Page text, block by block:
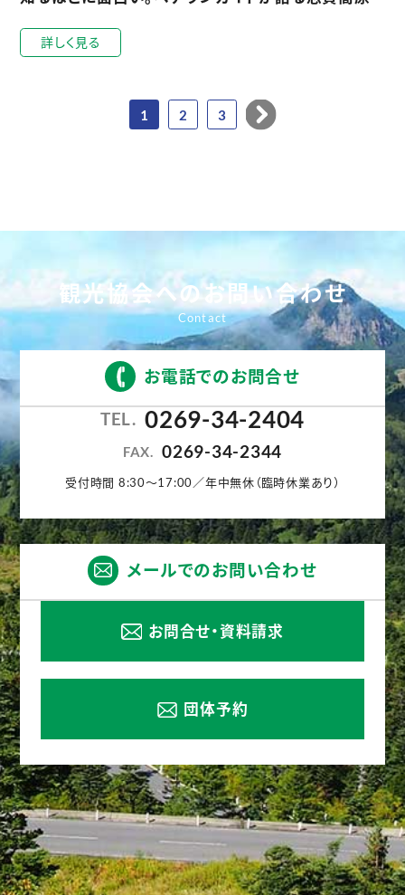
詳しく見る
1 2 3
観光協会へのお問い合わせ
お電話でのお問合せ
TEL. 0269-34-2404
FAX. 0269-34-2344
受付時間 8:30〜17:00／年中無休（臨時休業あり）
メールでのお問い合わせ
お問合せ・資料請求
団体予約